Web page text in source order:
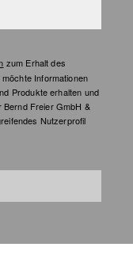
zum Erhalt des
Informationen
Produkte erhalten und
Freier GmbH &
Nutzerprofil